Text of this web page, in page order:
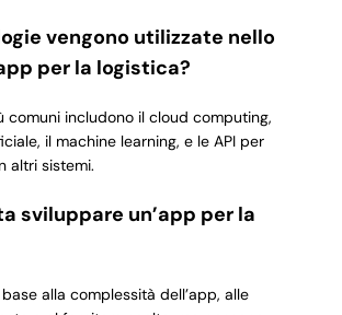
vengono utilizzate nello
per la logistica?
comuni includono il cloud computing,
il machine learning, e le API per
altri sistemi.
sviluppare un’app per la
alla complessità dell’app, alle